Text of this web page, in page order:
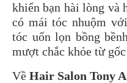
khiến bạn hài lòng và
có mái tóc nhuộm
tóc uốn lọn bồng
mượt chắc khỏe từ
Về Hair Salon Tony